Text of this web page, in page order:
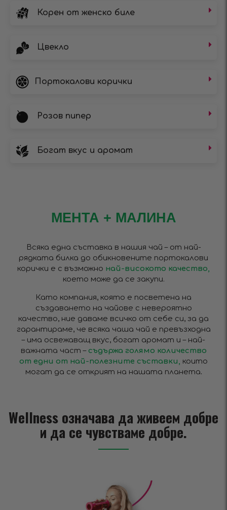
Корен от женско биле
Цвекло
Портокалови корички
Розов пипер
Богат вкус и аромат
МЕНТА + МАЛИНА
Всяка една съставка в нашия чай – от най-
рядката билка до обикновените портокалови
корички е с възможно най-високото качество,
което може да се закупи.
Като компания, която е посветена на
създаването на чайове с невероятно
качество, ние даваме всичко от себе си, за да
гарантираме, че всяка чаша чай е превъзходна
– има освежаващ вкус, богат аромат и – най-
важната част –съдържа голямо количество
от едни от най-полезните съставки, които
могат да се открият на нашата планета.
Wellness означава да живеем добре
и да се чувстваме добре.